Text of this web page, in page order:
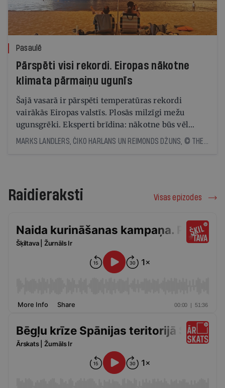
Pasaulē
Pārspēti visi rekordi. Eiropas nākotne
klimata pārmaiņu ugunīs
Šajā vasarā ir pārspēti temperatūras rekordi
vairākās Eiropas valstīs. Plosās milzīgi mežu
ugunsgrēki. Eksperti brīdina: nākotne būs vēl
skarbāka
Raidieraksti Visas epizodes